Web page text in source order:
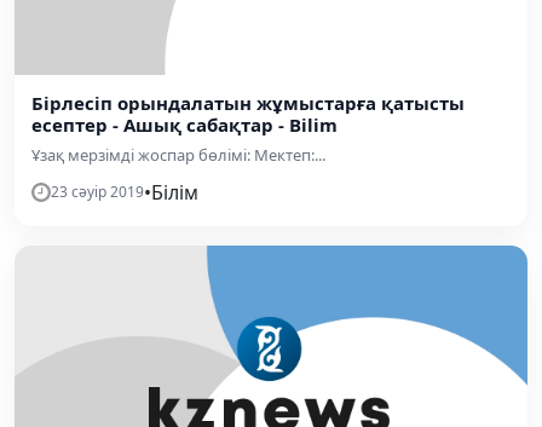
Бірлесіп орындалатын жұмыстарға қатысты
есептер - Ашық сабақтар - Bilim
Ұзақ мерзімді жоспар бөлімі: Мектеп:...
23 сәуір 2019•Білім